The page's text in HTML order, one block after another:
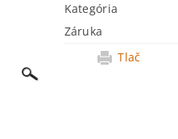
Kategória
Záruka
Tlač